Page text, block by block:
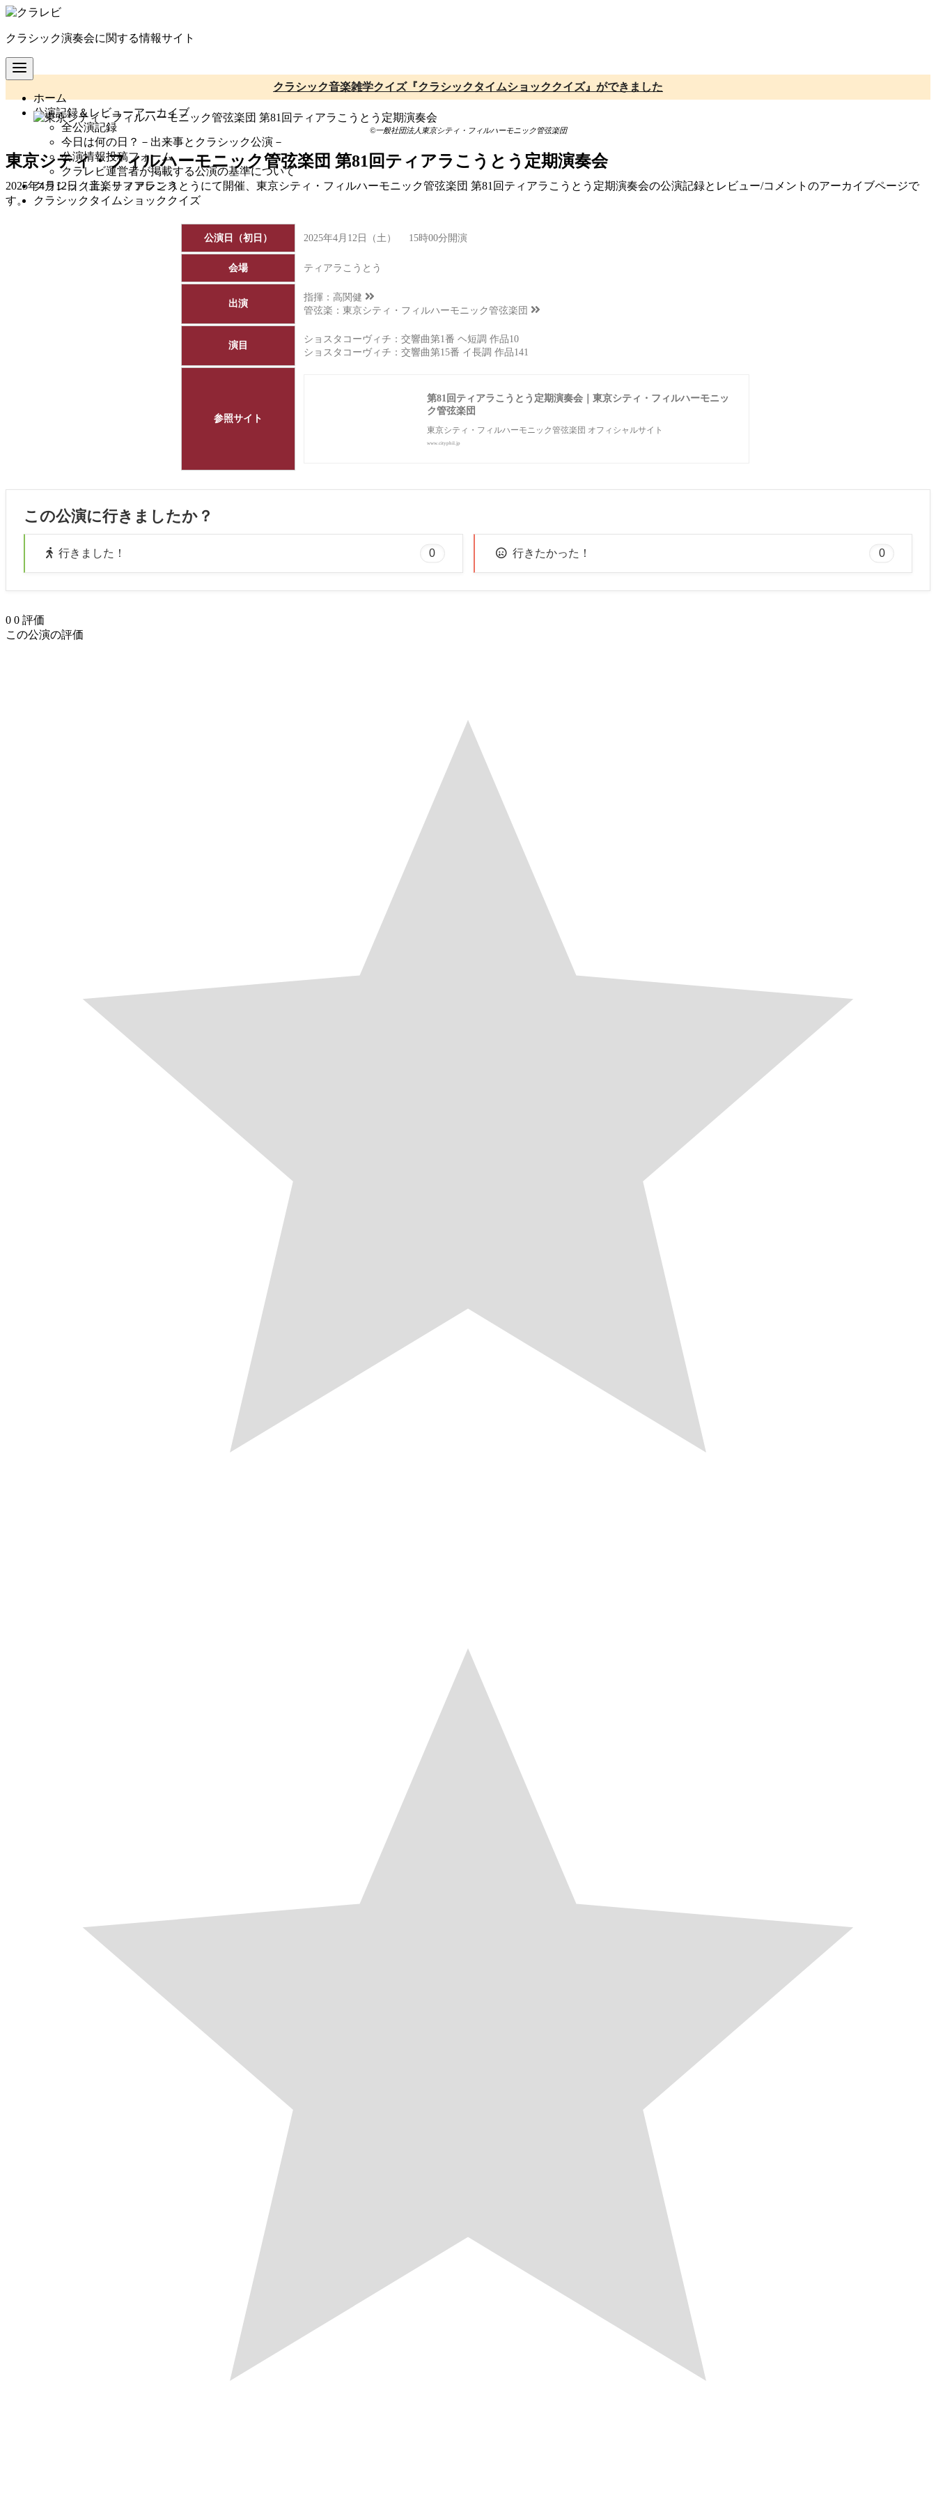
コ
テ
ン
ツ
移
クラシック演奏会に関する情報サイト
ホーム
公演記録＆レビューアーカイブ
全公演記録
今日は何の日？－出来事とクラシック公演－
公演情報投稿フォーム
クラレビ運営者が掲載する公演の基準について
クラシック音楽リファレンス
クラシックタイムショッククイズ
クラシック音楽雑学クイズ『クラシックタイムショッククイズ』ができました
©一般社団法人東京シティ・フィルハーモニック管弦楽団
東京シティ・フィルハーモニック管弦楽団 第81回ティアラこうとう定期演奏会
2025年4月12日（土）ティアラこうとうにて開催、東京シティ・フィルハーモニック管弦楽団 第81回ティアラこうとう定期演奏会の公演記録とレビュー/コメントのアーカイブページで
す。
公演日（初日） 2025年4月12日（土） 15時00分開演
会場 ティアラこうとう
出演
指揮： 高関健
管弦楽： 東京シティ・フィルハーモニック管弦楽団
演目
ショスタコーヴィチ：交響曲第1番 ヘ短調 作品10
ショスタコーヴィチ：交響曲第15番 イ長調 作品141
参照サイト
第81回ティアラこうとう定期演奏会｜東京シティ・フィルハーモニッ
ク管弦楽団
東京シティ・フィルハーモニック管弦楽団 オフィシャルサイト
www.cityphil.jp
この公演に行きましたか？
行きました！ 0 行きたかった！ 0
0 0 評価
この公演の評価